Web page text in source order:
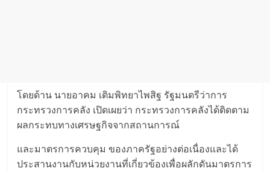
โดยด้าน นายอาคม เติมพิทยาไพสิฐ รัฐมนตรีว่าการ
กระทรวงการคลัง เปิดเผยว่า กระทรวงการคลังได้ติดตาม
ผลกระทบทางเศรษฐกิจจากสถานการณ์
และมาตรการควบคุม ของภาครัฐอย่างต่อเนื่องและได้
ประสานงานกับหน่วยงานที่เกี่ยวข้องเพื่อผลักดันมาตรการ